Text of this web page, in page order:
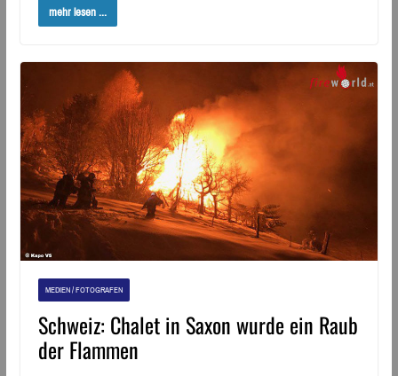
mehr lesen ...
MEDIEN / FOTOGRAFEN
Schweiz: Chalet in Saxon wurde ein Raub
der Flammen